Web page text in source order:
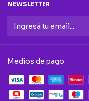
NEWSLETTER
Medios de pago